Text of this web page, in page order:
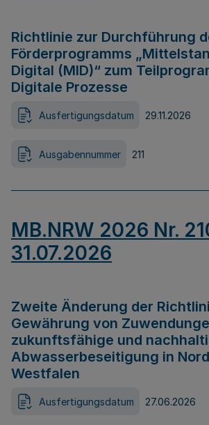
Richtlinie zur Durchführung
Förderprogramms
Digital (MID)“ zum
Digitale Prozesse
Ausfertigungsdatum 29.11.2026
Ausgabennummer 211
MB.NRW 2026 Nr.
31.07.2026
Zweite Änderung der
Gewährung von
zukunftsfähige und
Abwasserbeseitigung in
Westfalen
Ausfertigungsdatum 27.06.2026